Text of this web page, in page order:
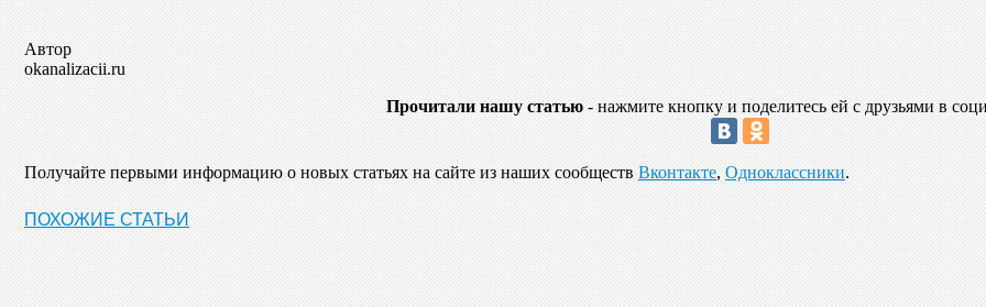
Автор
okanalizacii.ru
Прочитали нашу статью - нажмите кнопку и поделитесь ей с друзьями в
Получайте первыми информацию о новых статьях на сайте из наших сообществ Вконтакте, Одноклассники.
ПОХОЖИЕ СТАТЬИ